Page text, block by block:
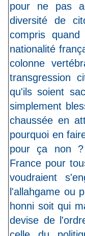
pour ne pas
diversité de
compris
nationalité
colonne
transgression
qu'ils soient
simplement
chaussée en
pourquoi en
pour ça non
France pour
voudraient
l'allahgame ou
honni soit qui
devise de